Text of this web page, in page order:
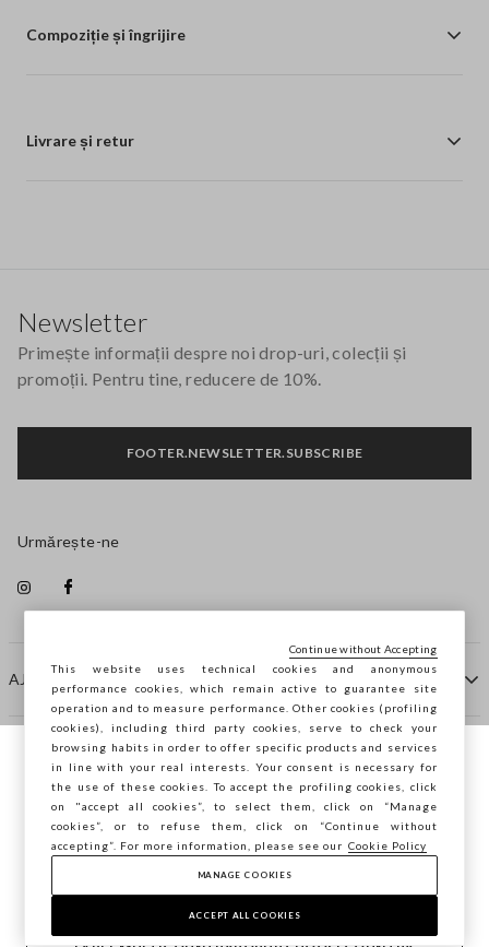
Compoziție și îngrijire
Livrare și retur
AJUTOR
COMPANIE
CONTACTE
Newsletter
Primește informații despre noi drop-uri, colecții și
promoții. Pentru tine, reducere de 10%.
FOOTER.NEWSLETTER.SUBSCRIBE
Urmărește-ne
Copyright © Ovs S.p.A. P.Iva 04240010274 - Cap. Soc.
290.923.470 -2.4.0
Navighezi pe STEFANEL Italia, vrei să
salvezi locația ta?
CONFIRMĂ
This website uses technical cookies and anonymous
performance cookies, which remain active to guarantee site
operation and to measure performance. Other cookies (profiling
cookies), including third party cookies, serve to check your
browsing habits in order to offer specific products and services
in line with your real interests. Your consent is necessary for
the use of these cookies. To accept the profiling cookies, click
on "accept all cookies”, to select them, click on “Manage
cookies”, or to refuse them, click on “Continue without
accepting”. For more information, please see our Cookie Policy
MANAGE COOKIES
ACCEPT ALL COOKIES
Continue without Accepting